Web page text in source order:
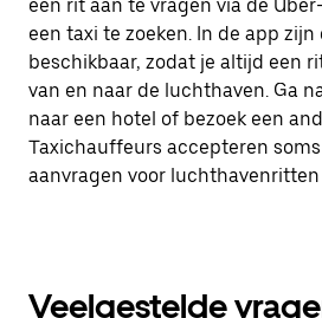
een rit aan te vragen via de
een taxi te zoeken. In de app
beschikbaar, zodat je altijd een
van en naar de luchthaven. Ga
naar een hotel of bezoek een
Taxichauffeurs accepteren
aanvragen voor
Veelgestelde